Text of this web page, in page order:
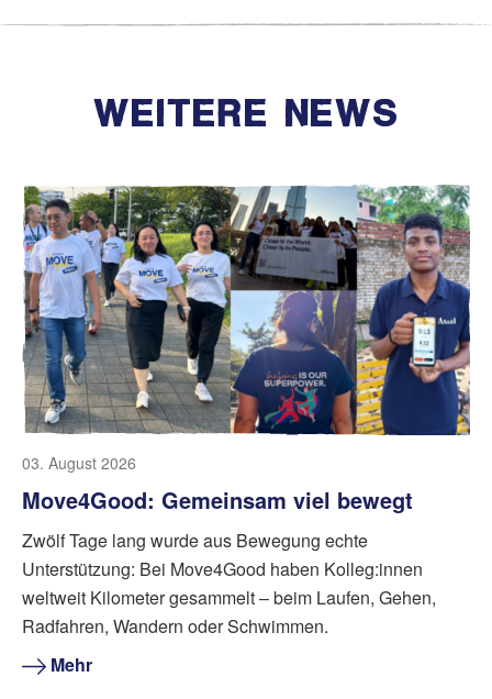
WEITERE NEWS
03. August 2026
Move4Good: Gemeinsam viel bewegt
Zwölf Tage lang wurde aus Bewegung echte
Unterstützung: Bei Move4Good haben Kolleg:innen
weltweit Kilometer gesammelt – beim Laufen, Gehen,
Radfahren, Wandern oder Schwimmen.
Mehr